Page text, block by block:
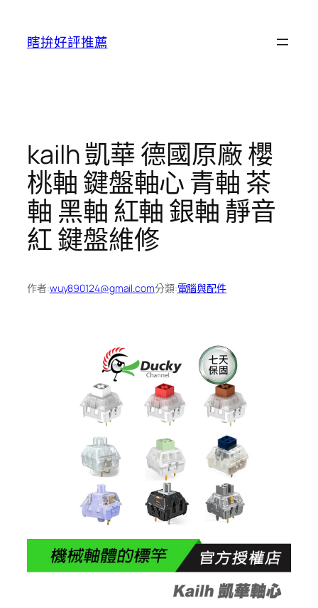
瞎拚好評推薦
kailh 凱華 德國原廠 櫻
桃軸 鍵盤軸心 青軸 茶
軸 黑軸 紅軸 銀軸 靜音
紅 鍵盤維修
作者:wuy890124@gmail.com分類:電腦與配件